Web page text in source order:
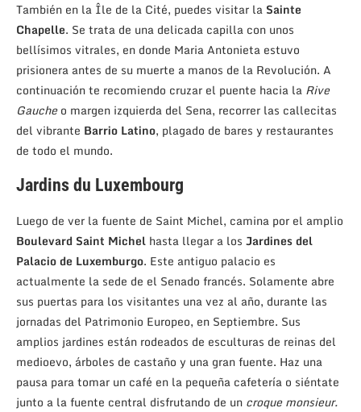
También en la Île de la Cité, puedes visitar la Sainte
Chapelle. Se trata de una delicada capilla con unos
bellísimos vitrales, en donde Maria Antonieta estuvo
prisionera antes de su muerte a manos de la Revolución. A
continuación te recomiendo cruzar el puente hacia la Rive
Gaucheo margen izquierda del Sena, recorrer las callecitas
del vibrante Barrio Latino, plagado de bares y restaurantes
de todo el mundo.
Jardins du Luxembourg
Luego de ver la fuente de Saint Michel, camina por el amplio
Boulevard Saint Michel hasta llegar a los Jardines del
Palacio de Luxemburgo. Este antiguo palacio es
actualmente la sede de el Senado francés. Solamente abre
sus puertas para los visitantes una vez al año, durante las
jornadas del Patrimonio Europeo, en Septiembre. Sus
amplios jardines están rodeados de esculturas de reinas del
medioevo, árboles de castaño y una gran fuente. Haz una
pausa para tomar un café en la pequeña cafetería o siéntate
junto a la fuente central disfrutando de un croque monsieur.